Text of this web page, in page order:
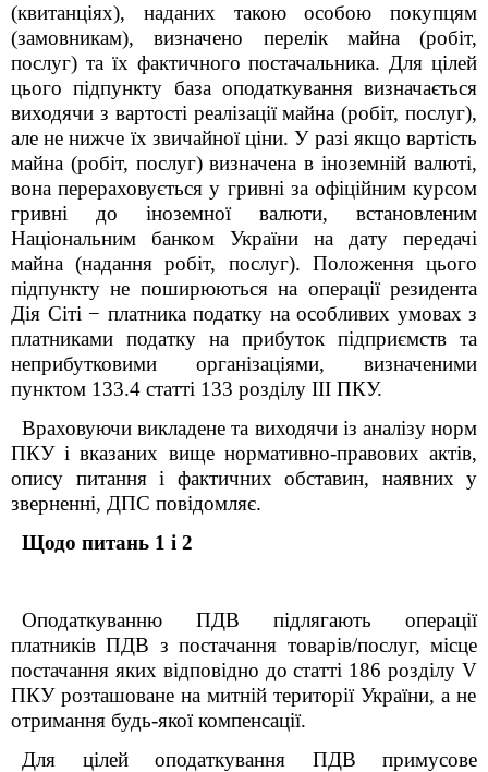
(квитанціях), наданих такою особою покупцям
(замовникам), визначено перелік майна (робіт,
послуг) та їх фактичного постачальника. Для цілей
цього підпункту база оподаткування визначається
виходячи з вартості реалізації майна (робіт, послуг),
але не нижче їх звичайної ціни. У разі якщо вартість
майна (робіт, послуг) визначена в іноземній валюті,
вона перераховується у гривні за офіційним курсом
гривні до іноземної валюти, встановленим
Національним банком України на дату передачі
майна (надання робіт, послуг). Положення цього
підпункту не поширюються на операції резидента
Дія Сіті − платника податку на особливих умовах з
платниками податку на прибуток підприємств та
неприбутковими організаціями, визначеними
пунктом 133.4 статті 133 розділу ІІІ ПКУ.
Враховуючи викладене та виходячи із аналізу норм
ПКУ і вказаних вище нормативно-правових актів,
опису питання і фактичних обставин, наявних у
зверненні, ДПС повідомляє.
Щодо питань 1 і 2
Оподаткуванню ПДВ підлягають операції
платників ПДВ з постачання товарів/послуг, місце
постачання яких відповідно до статті 186 розділу V
ПКУ розташоване на митній території України, а не
отримання будь-якої компенсації.
Для цілей оподаткування ПДВ примусове